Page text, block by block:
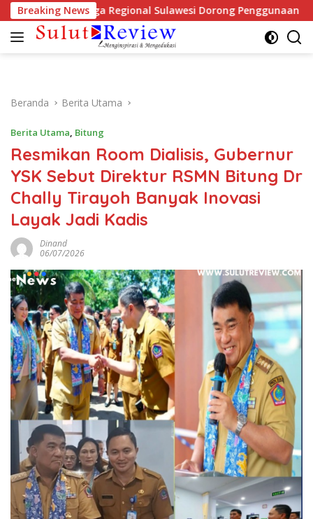
Langsung
ke
konten
Breaking News
Niaga Regional Sulawesi Dorong Penggunaan Bright
Beranda Berita Utama
Berita Utama, Bitung
Resmikan Room Dialisis, Gubernur
YSK Sebut Direktur RSMN Bitung Dr
Chally Tirayoh Banyak Inovasi
Layak Jadi Kadis
Dinand
06/07/2026